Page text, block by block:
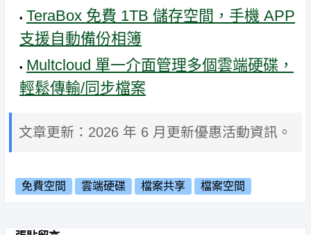
TeraBox 免費 1TB 儲存空間，手機 APP
支援自動備份相簿
Multcloud 單一介面管理多個雲端硬碟，
輕鬆傳輸/同步檔案
文章更新：2026 年 6 月更新優惠活動資訊。
免費空間 雲端硬碟 檔案共享 檔案空間